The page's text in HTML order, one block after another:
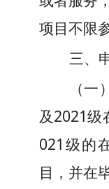
项目不限
三、
（
及2021级
021 级的
目，并在